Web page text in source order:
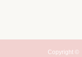
Copyright ©